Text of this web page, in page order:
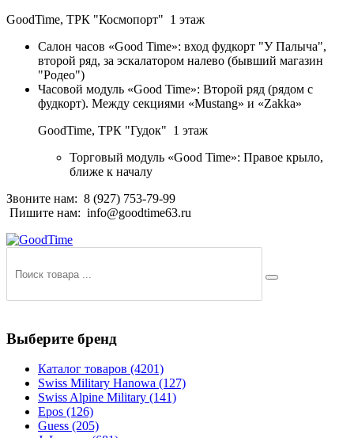
GoodTime, ТРК "Космопорт" 1 этаж
Салон часов «Good Time»: вход фудкорт "У Палыча",
второй ряд, за эскалатором налево (бывший магазин
"Родео")
Часовой модуль «Good Time»: Второй ряд (рядом с
фудкорт). Между секциями «Mustang» и «Zakka»
GoodTime, ТРК "Гудок" 1 этаж
Торговый модуль «Good Time»: Правое крыло,
ближе к началу
Звоните нам: 8 (927) 753-79-99
Пишите нам: info@goodtime63.ru
Выберите бренд
Каталог товаров (4201)
Swiss Military Hanowa (127)
Swiss Alpine Military (141)
Epos (126)
Guess (205)